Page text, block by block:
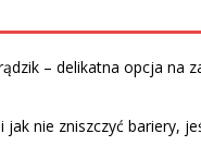
– delikatna opcja na
nie zniszczyć bariery,